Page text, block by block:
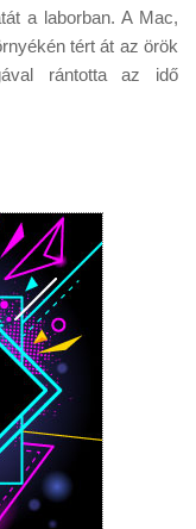
a laborban. A Mac,
tért át az örök
rántotta az idő